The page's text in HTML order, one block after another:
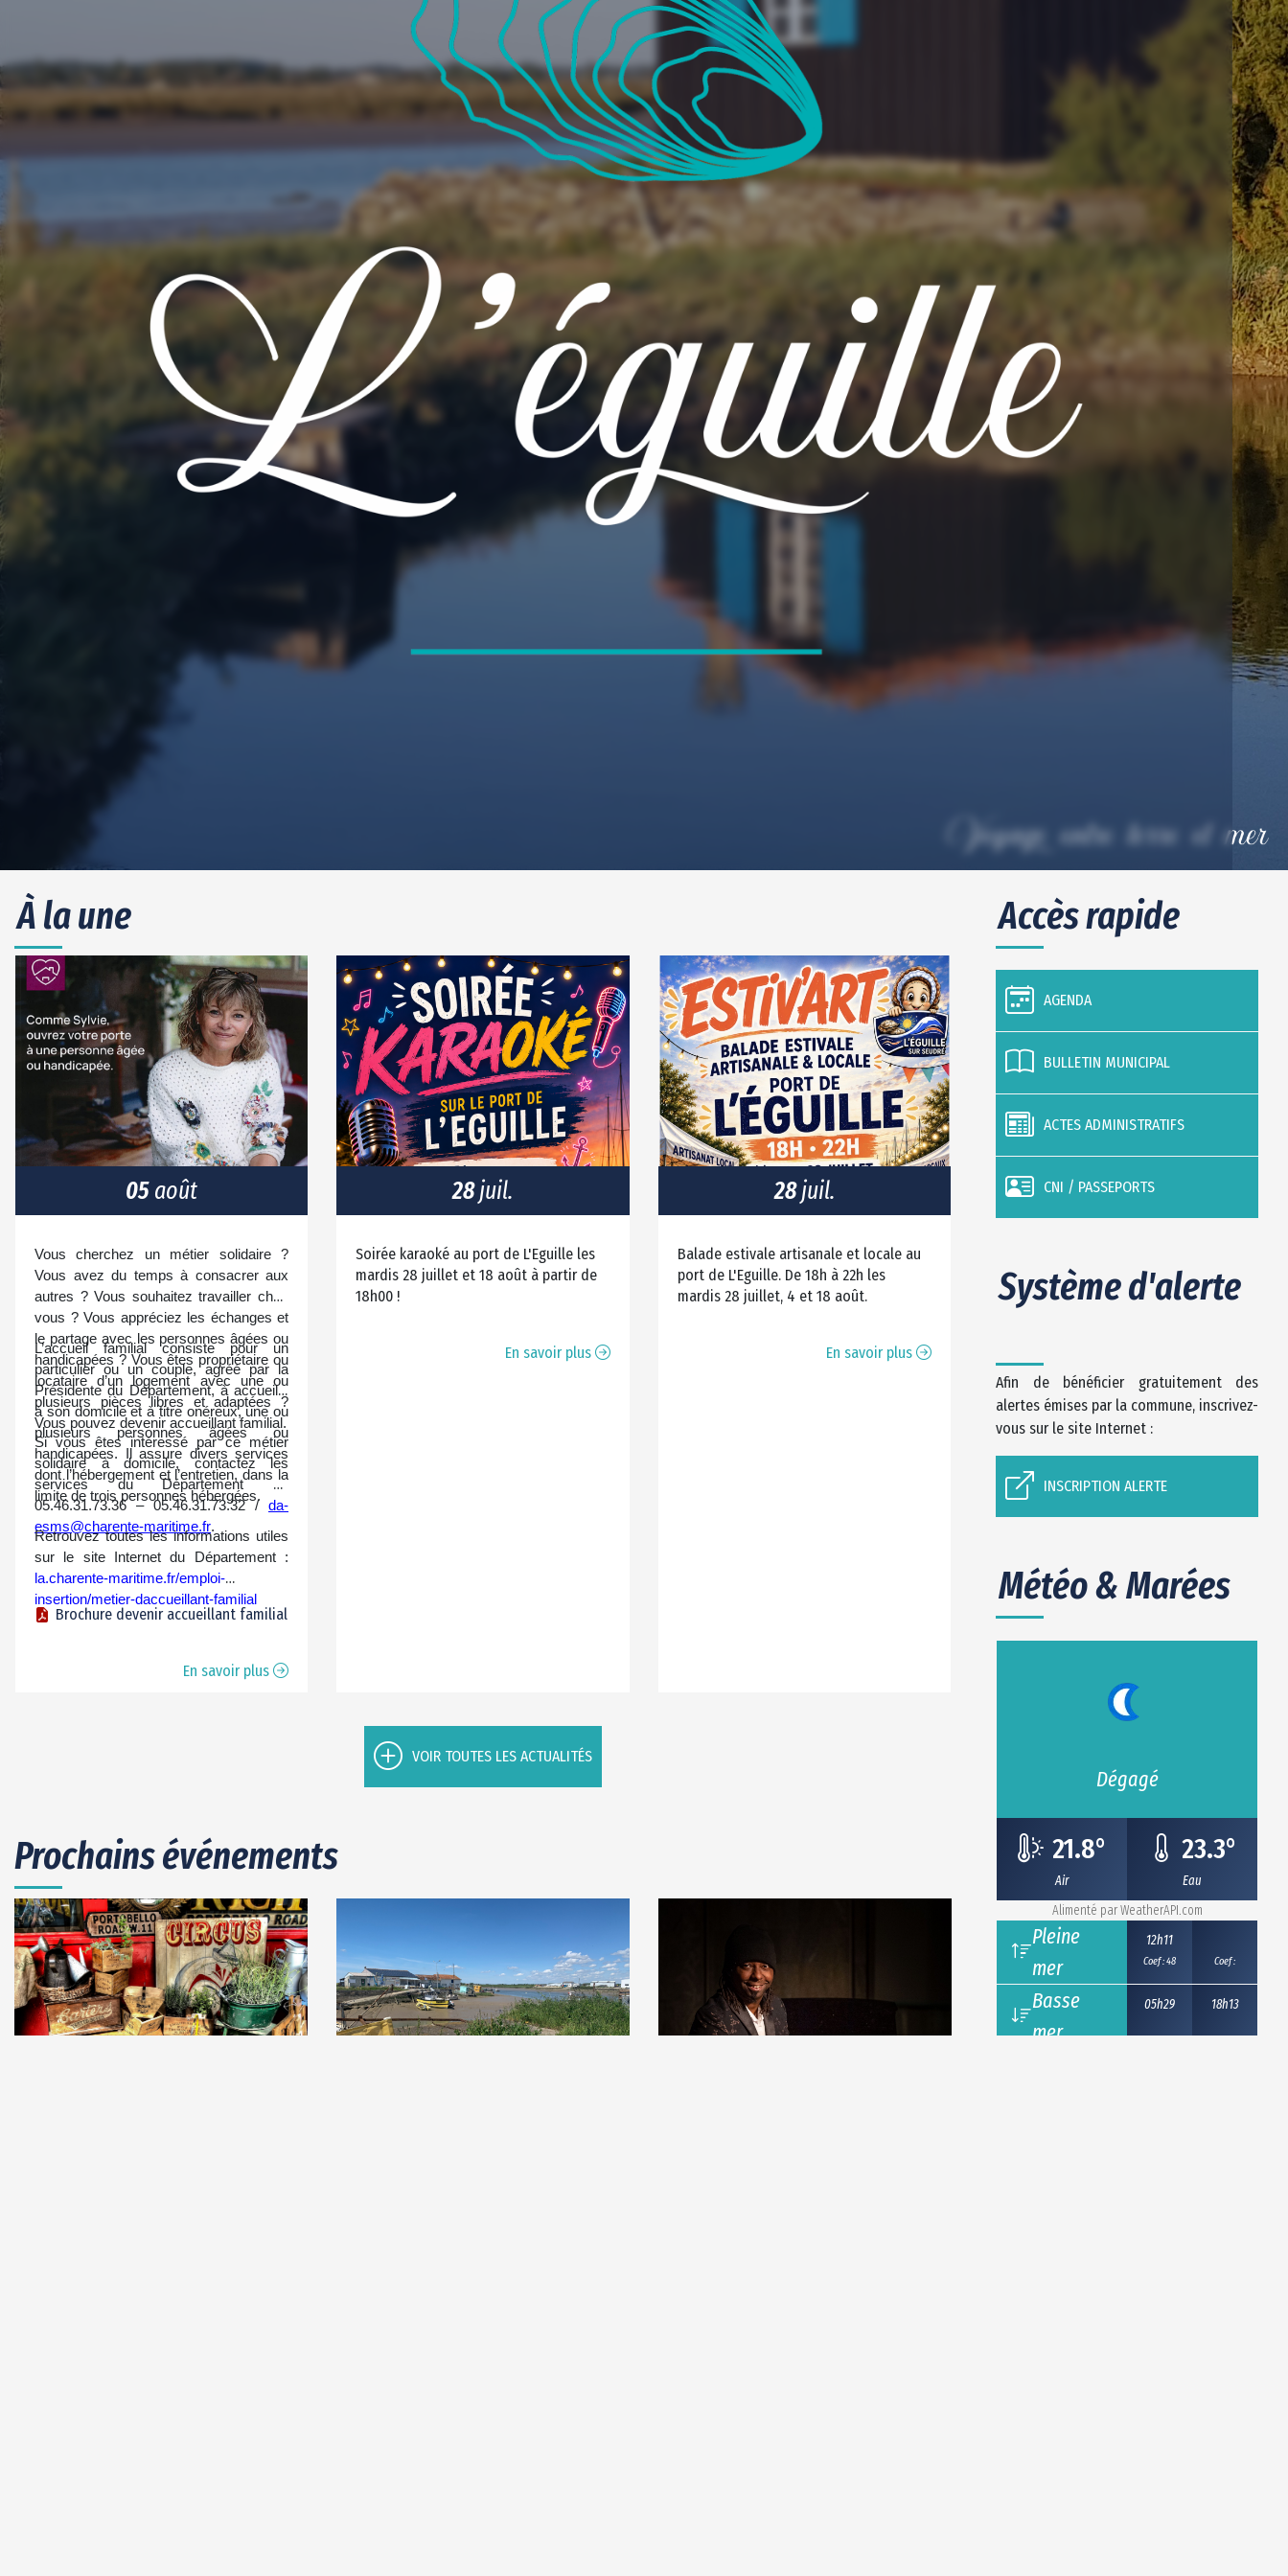
À la une
05août
Vous cherchez un métier solidaire ?
Vous avez du temps à consacrer aux
autres ? Vous souhaitez travailler chez
vous ? Vous appréciez les échanges et
le partage avec les personnes âgées ou
handicapées ? Vous êtes propriétaire ou
locataire d’un logement avec une ou
plusieurs pièces libres et adaptées ?
Vous pouvez devenir accueillant familial.
L’accueil familial consiste pour un
particulier ou un couple, agréé par la
Présidente du Département, à accueillir
à son domicile et à titre onéreux, une ou
plusieurs personnes âgées ou
handicapées. Il assure divers services
dont l’hébergement et l’entretien, dans la
limite de trois personnes hébergées.
Si vous êtes intéressé par ce métier
solidaire à domicile, contactez les
services du Département au
05.46.31.73.36 – 05.46.31.73.32 / da-
esms@charente-maritime.fr.
Retrouvez toutes les informations utiles
sur le site Internet du Département :
la.charente-maritime.fr/emploi-
insertion/metier-daccueillant-familial
Brochure devenir accueillant familial
En savoir plus
28juil.
Soirée karaoké au port de L'Eguille les
mardis 28 juillet et 18 août à partir de
18h00 !
En savoir plus
28juil.
Balade estivale artisanale et locale au
port de L'Eguille. De 18h à 22h les
mardis 28 juillet, 4 et 18 août.
En savoir plus
VOIR TOUTES LES ACTUALITÉS
Prochains événements
Accès rapide
AGENDA
BULLETIN MUNICIPAL
ACTES ADMINISTRATIFS
CNI / PASSEPORTS
Système d'alerte
Afin de bénéficier gratuitement des
alertes émises par la commune, inscrivez-
vous sur le site Internet :
INSCRIPTION ALERTE
Météo & Marées
Dégagé
21.8°
Air
23.3°
Eau
Alimenté parWeatherAPI.com
Pleine
mer
12h11
Coef : 48 Coef :
Basse
mer
05h29 18h13